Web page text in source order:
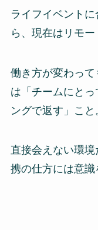
ライフイベント
ら、現在はリモー
働き方が変わっ
は「チームにとっ
ングで返す」こと
直接会えない環
携の仕方には意識